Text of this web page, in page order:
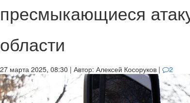
пресмыкающиеся
области
27 марта 2025, 08:30 | Автор: Алексей Косоруков | 2